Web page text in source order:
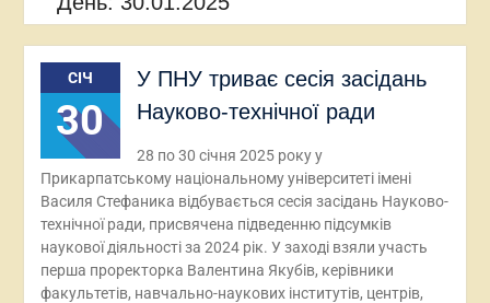
СІЧ
30
У ПНУ триває сесія засідань
Науково-технічної ради
28 по 30 січня 2025 року у
Прикарпатському національному університеті імені
Василя Стефаника відбувається сесія засідань Науково-
технічної ради, присвячена підведенню підсумків
наукової діяльності за 2024 рік. У заході взяли участь
перша проректорка Валентина Якубів, керівники
факультетів, навчально-наукових інститутів, центрів,